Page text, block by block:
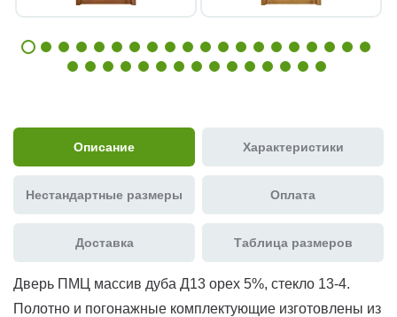
Описание Характеристики
Нестандартные размеры Оплата
Доставка Таблица размеров
Дверь ПМЦ массив дуба Д13 орех 5%, стекло 13-4.
Полотно и погонажные комплектующие изготовлены из